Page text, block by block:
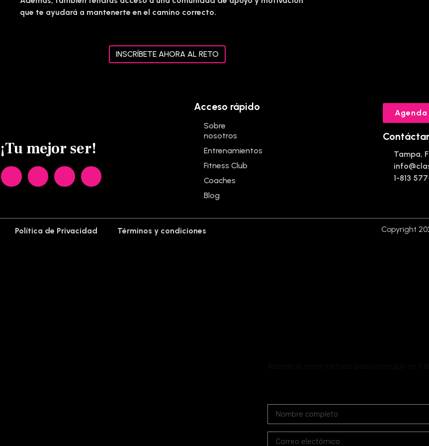
que te ayudará a mantenerte en el camino correcto.
INSCRÍBETE AHORA AL RETO
¡Tu mejor ser!
Acceso rápido
Sobre
nosotros
Entrenamientos
Fitness Club
Coaches
Blog
Tampa,
1-813
Política de Privacidad Términos y condiciones Copyright
Accede al mejor método para conseguir en 7